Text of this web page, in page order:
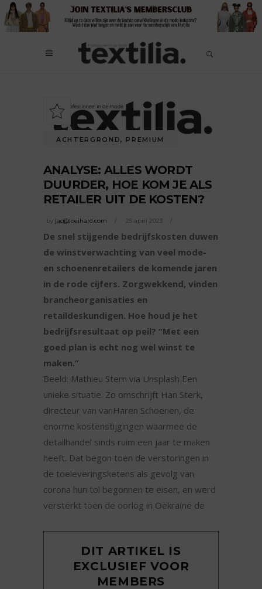
ACHTERGROND, PREMIUM
ANALYSE: ALLES WORDT
DUURDER, HOE KOM JE ALS
RETAILER UIT DE KOSTEN?
by jac@loeihard.com 25 april 2023
De snel stijgende bedrijfskosten duwen
de winstverwachting van veel mode-
en schoenenretailers de komende jaren
in de rode cijfers. Zorgwekkend, vinden
brancheorganisaties en
retaildeskundigen. Hoe houd je het
bedrijfsresultaat op peil? “Met een
goed plan is echt nog wel winst te
maken.”
Beeld: Mathieu Stern via Unsplash Een
unieke situatie. Zo omschrijft Han Sterk,
directeur van vanHaren Schoenen, de
enorme kostenstijgingen waarmee de
detailhandel sinds ruim een jaar te maken
heeft. Dat begon toen de verstoringen in
de toeleveringsketens als gevolg van
corona hun tol begonnen te eisen, en werd
versterkt toen de oorlog in Oekraïne de
DIT ARTIKEL IS
EXCLUSIEF VOOR
MEMBERS